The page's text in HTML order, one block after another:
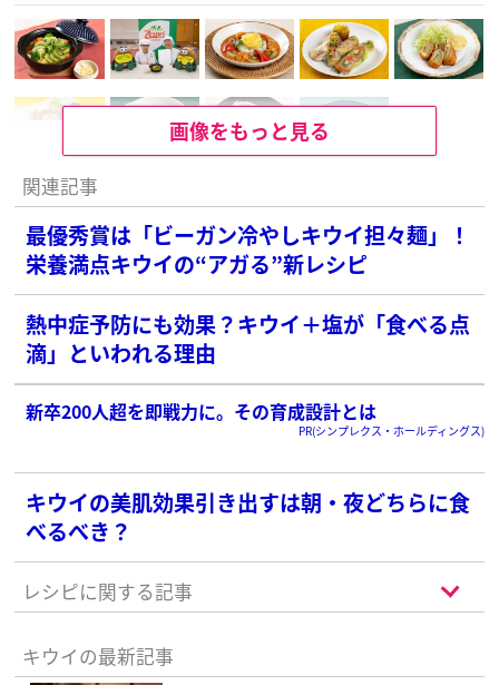
画像をもっと見る
関連記事
最優秀賞は「ビーガン冷やしキウイ担々麺」！
栄養満点キウイの“アガる”新レシピ
熱中症予防にも効果？キウイ＋塩が「食べる点
滴」といわれる理由
新卒200人超を即戦力に。その育成設計とは
PR(シンプレクス・ホールディングス)
キウイの美肌効果引き出すは朝・夜どちらに食
べるべき？
レシピに関する記事
キウイの最新記事